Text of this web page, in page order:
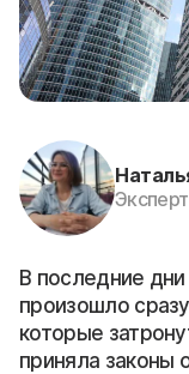
В последние
произошло
которые
приняла законы